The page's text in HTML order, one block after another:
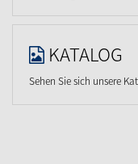
KATALOG
Sehen Sie sich unsere